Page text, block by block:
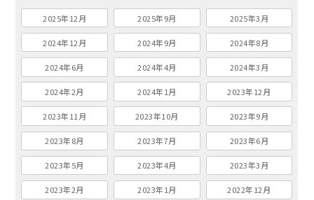
2025年12月 2025年9月 2025年3月
2024年12月 2024年9月 2024年8月
2024年6月 2024年4月 2024年3月
2024年2月 2024年1月 2023年12月
2023年11月 2023年10月 2023年9月
2023年8月 2023年7月 2023年6月
2023年5月 2023年4月 2023年3月
2023年2月 2023年1月 2022年12月